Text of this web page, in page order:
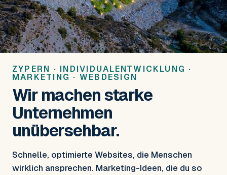
ZYPERN · INDIVIDUALENTWICKLUNG ·
MARKETING · WEBDESIGN
Wir machen starke
Unternehmen
unübersehbar.
Schnelle, optimierte Websites, die Menschen
wirklich ansprechen. Marketing-Ideen, die du so